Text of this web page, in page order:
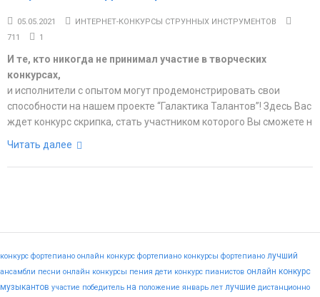
05.05.2021
ИНТЕРНЕТ-КОНКУРСЫ СТРУННЫХ ИНСТРУМЕНТОВ
711
1
И те, кто никогда не принимал участие в творческих
конкурсах,
и исполнители с опытом могут продемонстрировать свои
способности на нашем проекте “Галактика Талантов”! Здесь Вас
ждет конкурс скрипка, стать участником которого Вы сможете н
Читать далее
конкурс фортепиано онлайн конкурс фортепиано конкурсы фортепиано лучший
ансамбли песни онлайн конкурсы пения дети конкурс пианистов онлайн конкурс
музыкантов участие победитель на положение январь лет лучшие дистанционно